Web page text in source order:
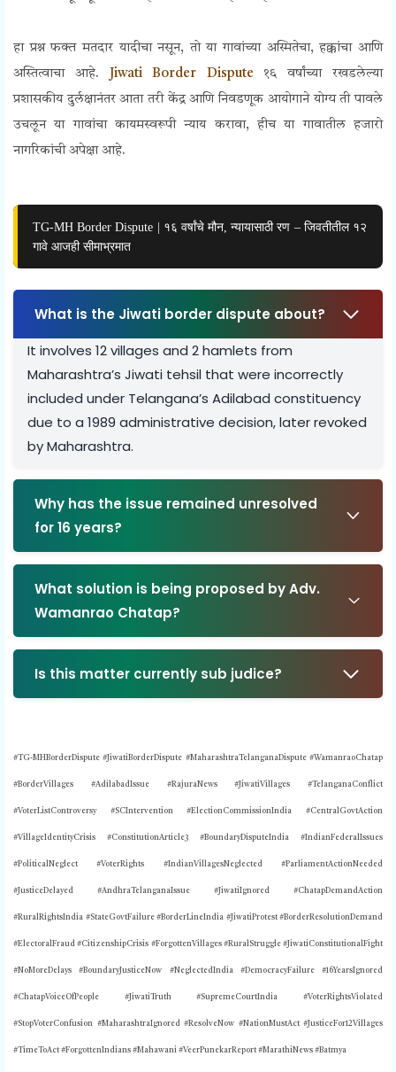
हा प्रश्न फक्त मतदार यादीचा नसून, तो या गावांच्या अस्मितेचा, हक्कांचा आणि
अस्तित्वाचा आहे.
Jiwati Border Dispute १६ वर्षांच्या रखडलेल्या
प्रशासकीय दुर्लक्षानंतर आता तरी केंद्र आणि निवडणूक आयोगाने योग्य ती पावले
उचलून या गावांचा कायमस्वरूपी न्याय करावा, हीच या गावातील हजारो
नागरिकांची अपेक्षा आहे.
TG-MH Border Dispute | १६ वर्षांचे मौन, न्यायासाठी रण – जिवतीतील १२
गावे आजही सीमाभ्रमात
What is the Jiwati border dispute about?
It involves 12 villages and 2 hamlets from
Maharashtra’s Jiwati tehsil that were incorrectly
included under Telangana’s Adilabad constituency
due to a 1989 administrative decision, later revoked
by Maharashtra.
Why has the issue remained unresolved
for 16 years?
What solution is being proposed by Adv.
Wamanrao Chatap?
Is this matter currently sub judice?
#TG-MHBorderDispute#JiwatiBorderDispute #MaharashtraTelanganaDispute #WamanraoChatap
#BorderVillages #AdilabadIssue #RajuraNews #JiwatiVillages #TelanganaConflict
#VoterListControversy #SCIntervention #ElectionCommissionIndia #CentralGovtAction
#VillageIdentityCrisis #ConstitutionArticle3 #BoundaryDisputeIndia #IndianFederalIssues
#PoliticalNeglect #VoterRights #IndianVillagesNeglected #ParliamentActionNeeded
#JusticeDelayed #AndhraTelanganaIssue #JiwatiIgnored #ChatapDemandAction
#RuralRightsIndia #StateGovtFailure #BorderLineIndia #JiwatiProtest #BorderResolutionDemand
#ElectoralFraud #CitizenshipCrisis #ForgottenVillages #RuralStruggle #JiwatiConstitutionalFight
#NoMoreDelays #BoundaryJusticeNow #NeglectedIndia #DemocracyFailure #16YearsIgnored
#ChatapVoiceOfPeople #JiwatiTruth #SupremeCourtIndia #VoterRightsViolated
#StopVoterConfusion #MaharashtraIgnored #ResolveNow #NationMustAct #JusticeFor12Villages
#TimeToAct #ForgottenIndians #Mahawani #VeerPunekarReport #MarathiNews #Batmya